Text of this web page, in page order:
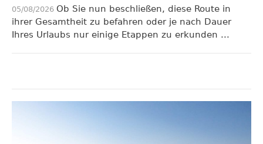
05/08/2026 Ob Sie nun beschließen, diese Route in
ihrer Gesamtheit zu befahren oder je nach Dauer
Ihres Urlaubs nur einige Etappen zu erkunden ...